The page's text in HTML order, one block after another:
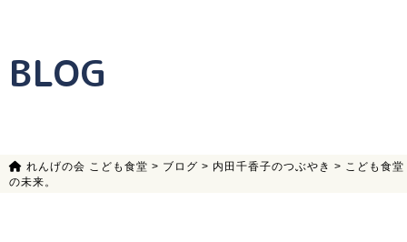
BLOG
れんげの会 こども食堂 > ブログ > 内田千香子のつぶやき > こども食堂
の未来。